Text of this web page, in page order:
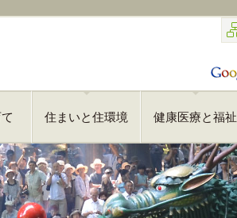
住まいと住環境 健康医療と福祉